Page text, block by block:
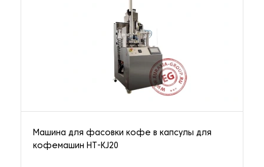
Машина для фасовки кофе в капсулы для
кофемашин HT-KJ20